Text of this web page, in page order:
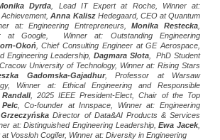
Dyrda , Lead IT Expert at Roche, Winner at:
Achievement,Anna KaliszHedegaard, CEO at Quantum
at: Engineering Entrepreneurs,Monika Restecka
at Google, Winner at: Outstanding Engineering
Okoń, Chief Consulting Engineer at GE Aerospace,
Engineering Leadership, Dagmara Słota, PhD Student
University of Technology, Winner at: Rising Stars
Gadomska-Gajadhur, Professor at Warsaw
Winner at: Ethical Engineering and Responsible
, 2025 IEEE President-Elect, Chair of the Top
, Co-founder at Innspace, Winner at: Engineering
Director of Data&AI Products & Services
at: Distinguished Engineering Leadership,Ewa Jacek,
at Vossloh Cogifer, Winner at: Diversity in Engineering